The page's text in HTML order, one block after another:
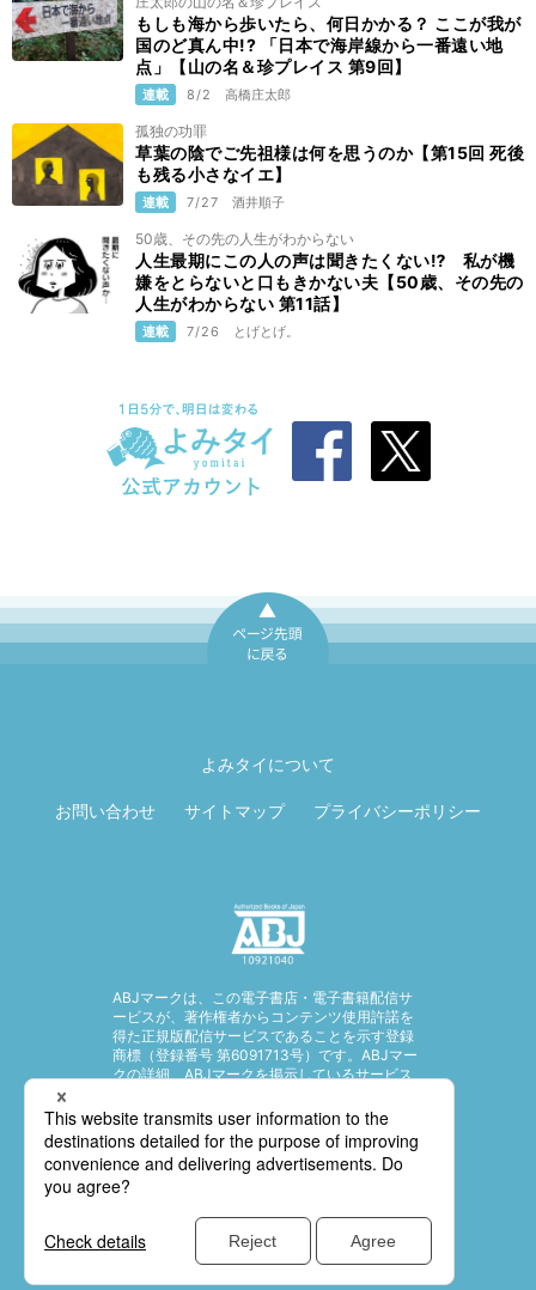
もしも海から歩いたら、何日かかる？ ここが我が
国のど真ん中!? 「日本で海岸線から一番遠い地
点」【山の名＆珍プレイス 第9回】
連載 8/2 高橋庄太郎
孤独の功罪
草葉の陰でご先祖様は何を思うのか【第15回 死後
も残る小さなイエ】
連載 7/27 酒井順子
50歳、その先の人生がわからない
人生最期にこの人の声は聞きたくない⁉ 私が機
嫌をとらないと口もきかない夫【50歳、その先の
人生がわからない 第11話】
連載 7/26 とげとげ。
よみタイについて
お問い合わせ サイトマップ プライバシーポリシー
ABJマークは、この電子書店・電子書籍配信サ
ービスが、著作権者からコンテンツ使用許諾を
得た正規版配信サービスであることを示す登録
商標（登録番号 第6091713号）です。ABJマー
クの詳細、ABJマークを掲示しているサービス
© SHUEISHA Inc. All rights reserved.